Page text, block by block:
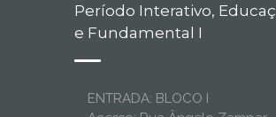
Período Interativo,
e Fundamental I
ENTRADA: BLOCO I